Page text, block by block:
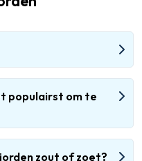
populairst om te
zout of zoet?